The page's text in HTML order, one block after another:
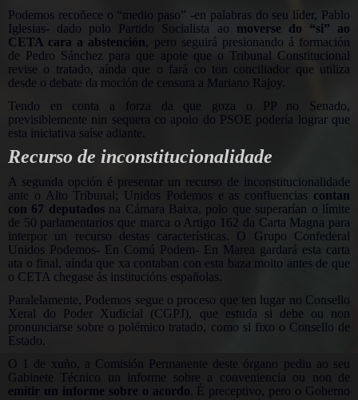
Podemos recoñece o “medio paso” -en palabras do seu líder, Pablo
Iglesias- dado polo Partido Socialista ao moverse do “si” ao
CETA cara a abstención, pero seguirá presionando á formación
de Pedro Sánchez para que apoie que o Tribunal Constitucional
revise o tratado, aínda que o fará co ton conciliador que utiliza
desde o debate da moción de censura a Mariano Rajoy.
Tendo en conta a forza da que goza o PP no Senado,
previsiblemente nin sequera co apoio do PSOE podería lograr que
esta iniciativa saíse adiante.
Recurso de inconstitucionalidade
A segunda opción é presentar un recurso de inconstitucionalidade
ante o Alto Tribunal; Unidos Podemos e as confluencias contan
con 67 deputadosna Cámara Baixa, polo que superarían o límite
de 50 parlamentarios que marca o Artigo 162 da Carta Magna para
interpor un recurso destas características. O Grupo Confederal
Unidos Podemos- En Comú Podem- En Marea gardará esta carta
ata o final, aínda que xa contaban con esta baza moito antes de que
o CETA chegase ás institucións españolas.
Paralelamente, Podemos segue o proceso que ten lugar no Consello
Xeral do Poder Xudicial (CGPJ), que estuda si debe ou non
pronunciarse sobre o polémico tratado, como si fixo o Consello de
Estado.
O 1 de xuño, a Comisión Permanente deste órgano pediu ao seu
Gabinete Técnico un informe sobre a conveniencia ou non de
emitir un informe sobre o acordo . É preceptivo, pero o Goberno